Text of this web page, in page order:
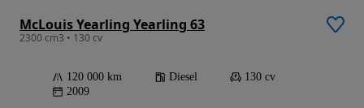
McLouis Yearling Yearling 63
2300 cm3 • 130 cv
120 000 km Diesel
130 cv
2009